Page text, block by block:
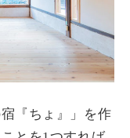
『ちょ』」を作